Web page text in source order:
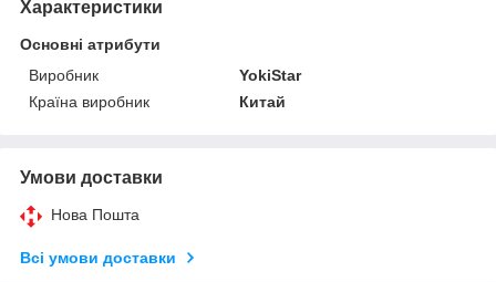
Характеристики
Основні атрибути
Виробник
YokiStar
Країна виробник
Китай
Умови доставки
Нова Пошта
Всі умови доставки